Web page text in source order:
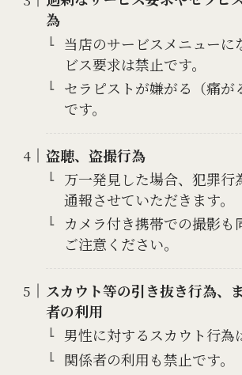
為
当店のサービスメニューに
ビス要求は禁止です。
セラピストが嫌がる（痛が
です。
盗聴、盗撮行為
万一発見した場合、犯罪行
通報させていただきます。
カメラ付き携帯での撮影も
ご注意ください。
スカウト等の引き抜き行為、
者の利用
男性に対するスカウト行為
関係者の利用も禁止です。